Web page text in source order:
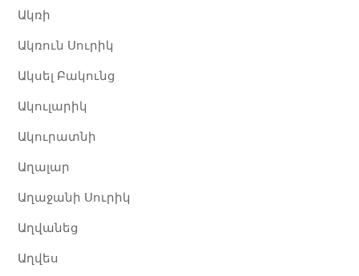
Ակռի
Ակռուն Սուրիկ
Ակսել Բակունց
Ակուլարիկ​
Ակուրատնի
Աղալար
Աղաջանի Սուրիկ
Աղվանեց
Աղվես